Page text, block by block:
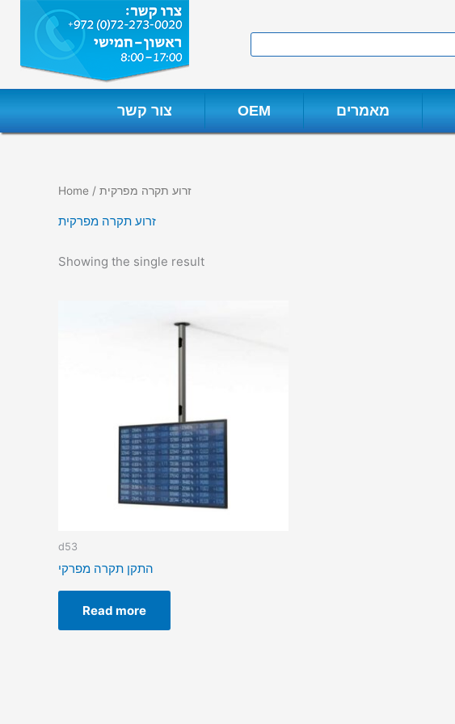
content
צור קשר OEM מאמרים
Home / זרוע תקרה מפרקית
זרוע תקרה מפרקית
Showing the single result
d53
התקן תקרה מפרקי
Read more